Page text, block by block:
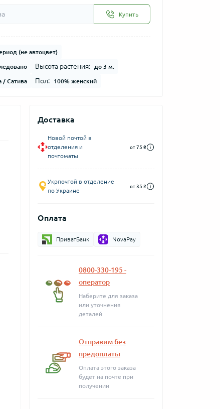
Купить
(не автоцвет)
Высота растения: до 3 м.
/ Сатива Пол: 100% женский
Доставка
Новой почтой в
отделения и
почтоматы
от 75 ₴
Укрпочтой в отделение
по Украине
от 35 ₴
Оплата
ПриватБанк NovaPay
0800-330-195 -
оператор
Наберите для заказа
или уточнения
деталей
Отправим без
предоплаты
Оплата этого заказа
будет на почте при
получении